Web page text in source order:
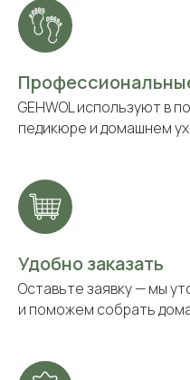
GEHWOL используют в
педикюре и домашнем
Удобно заказать
Оставьте заявку — мы
и поможем собрать